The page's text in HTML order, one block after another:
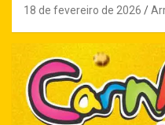
18 de fevereiro de 2026